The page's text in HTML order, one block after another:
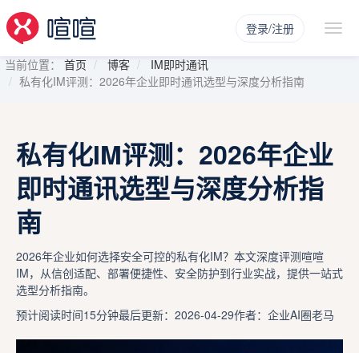
登录/注册
当前位置： 首页 博客
IM即时通讯
私有化IM评测：2026年企业即时通讯选型与深度分析指南
私有化IM评测：2026年企业
即时通讯选型与深度分析指
南
2026年企业如何选择安全可控的私有化IM？本文深度评测喧喧
IM，从信创适配、部署便捷性、安全防护到行业实战，提供一站式
选型分析指南。
预计阅读时间15分钟最后更新：2026-04-29作者：企业AI圈老马